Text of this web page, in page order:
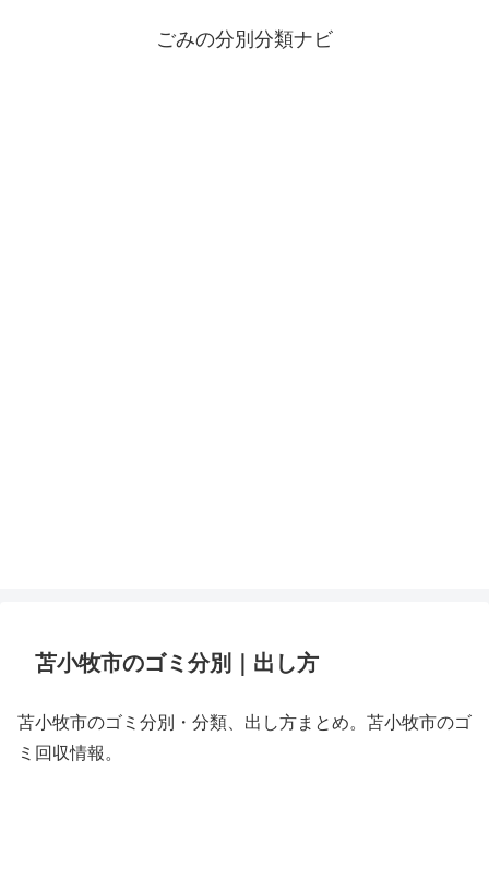
ごみの分別分類ナビ
苫小牧市のゴミ分別｜出し方
苫小牧市のゴミ分別・分類、出し方まとめ。苫小牧市のゴ
ミ回収情報。